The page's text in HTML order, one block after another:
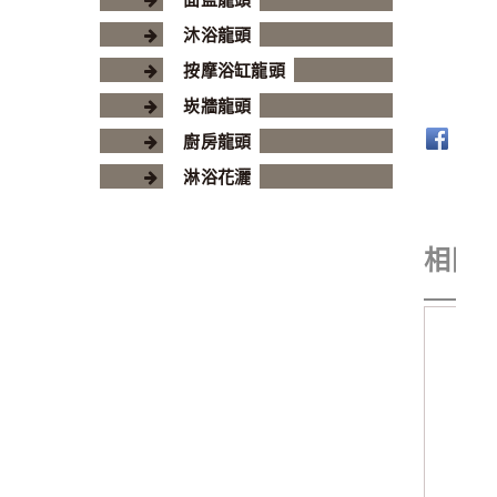
沐浴龍頭
按摩浴缸龍頭
崁牆龍頭
廚房龍頭
淋浴花灑
相關